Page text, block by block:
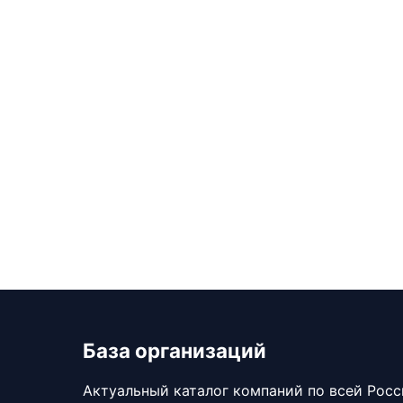
База организаций
Актуальный каталог компаний по всей